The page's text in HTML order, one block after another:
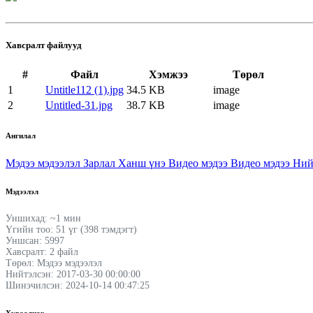
Хавсралт файлууд
# Файл Хэмжээ
Төрөл
1
Untitle112 (1).jpg 34.5 KB
image
2
Untitled-31.jpg 38.7 KB image
Ангилал
Мэдээ мэдээлэл Зарлал Ханш үнэ Видео мэдээ Видео мэдээ
Мэдээлэл
Уншихад: ~1 мин
Үгийн тоо: 51 үг (398 тэмдэгт)
Уншсан: 5997
Хавсралт: 2 файл
Төрөл: Мэдээ мэдээлэл
Нийтэлсэн: 2017-03-30 00:00:00
Шинэчилсэн: 2024-10-14 00:47:25